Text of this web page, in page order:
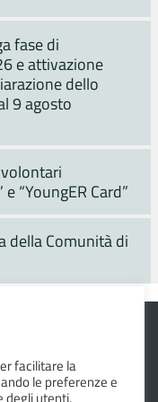
fase di
e attivazione
dello
9 agosto
“YoungER Card”
della Comunità di
SUL
facilitare la
le preferenze e
degli utenti.